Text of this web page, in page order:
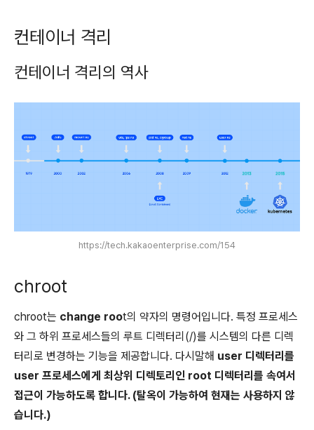
컨테이너 격리
컨테이너 격리의 역사
https://tech.kakaoenterprise.com/154
chroot
chroot는 change root의 약자의 명령어입니다. 특정 프로세스
와 그 하위 프로세스들의 루트 디렉터리(/)를 시스템의 다른 디렉
터리로 변경하는 기능을 제공합니다. 다시말해 user 디렉터리를
user 프로세스에게 최상위 디렉토리인 root 디렉터리를 속여서
접근이 가능하도록 합니다. (탈옥이 가능하여 현재는 사용하지 않
습니다.)